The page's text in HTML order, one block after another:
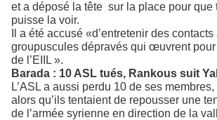
et a déposé la tête sur la place pour que
puisse la voir.
Il a été accusé «d’entretenir des
groupuscules dépravés qui œuvrent pour
de l’EIIL ».
Barada : 10 ASL tués, Rankous suit
L’ASL a aussi perdu 10 de ses
alors qu’ils tentaient de repousser une
de l’armée syrienne en direction de la